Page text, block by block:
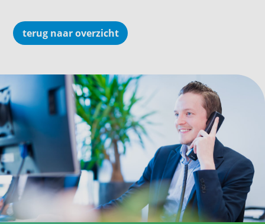
terug naar overzicht